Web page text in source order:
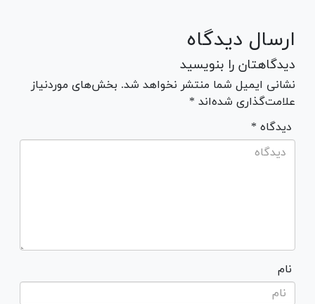
ارسال دیدگاه
دیدگاهتان را بنویسید
نشانی ایمیل شما منتشر نخواهد شد. بخش‌های موردنیاز
علامت‌گذاری شده‌اند *
* دیدگاه
نام